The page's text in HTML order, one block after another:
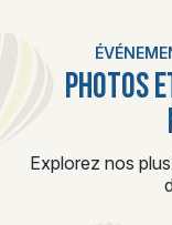
PHOTOS
Explorez nos